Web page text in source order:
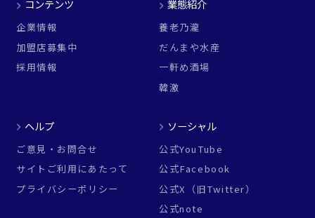
コンテンツ
企業情報
加盟店募集中
採用情報
業態紹介
養老乃瀧
だんまや水産
一軒め酒場
韓激
ヘルプ
ご意見・お問合せ
サイトご利用にあたって
プライバシーポリシー
ソーシャル
公式YouTube
公式Facebook
公式X（旧Twitter）
公式note